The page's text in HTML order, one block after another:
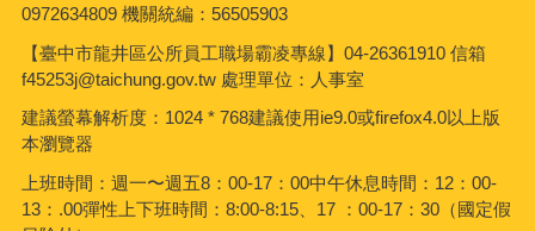
0972634809 機關統編：56505903
【臺中市龍井區公所員工職場霸凌專線】04-26361910 信箱
f45253j@taichung.gov.tw 處理單位：人事室
建議螢幕解析度：1024 * 768建議使用ie9.0或firefox4.0以上版
本瀏覽器
上班時間：週一〜週五8：00-17：00中午休息時間：12：00-
13：.00彈性上下班時間：8:00-8:15、17 ：00-17：30（國定假